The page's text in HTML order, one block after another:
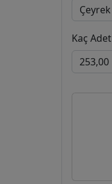
Kaç Adet